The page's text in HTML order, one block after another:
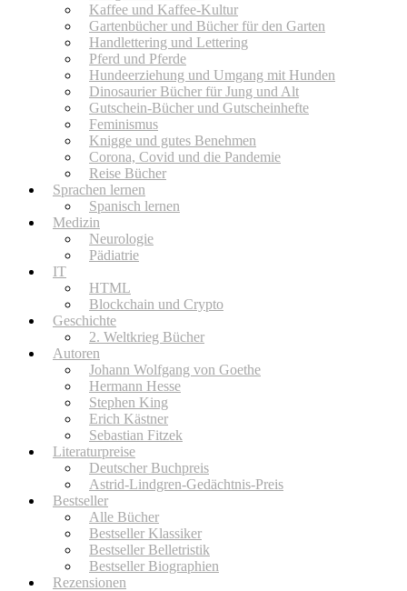
Kaffee und Kaffee-Kultur
Gartenbücher und Bücher für den Garten
Handlettering und Lettering
Pferd und Pferde
Hundeerziehung und Umgang mit Hunden
Dinosaurier Bücher für Jung und Alt
Gutschein-Bücher und Gutscheinhefte
Feminismus
Knigge und gutes Benehmen
Corona, Covid und die Pandemie
Reise Bücher
Sprachen lernen
Spanisch lernen
Medizin
Neurologie
Pädiatrie
IT
HTML
Blockchain und Crypto
Geschichte
2. Weltkrieg Bücher
Autoren
Johann Wolfgang von Goethe
Hermann Hesse
Stephen King
Erich Kästner
Sebastian Fitzek
Literaturpreise
Deutscher Buchpreis
Astrid-Lindgren-Gedächtnis-Preis
Bestseller
Alle Bücher
Bestseller Klassiker
Bestseller Belletristik
Bestseller Biographien
Rezensionen